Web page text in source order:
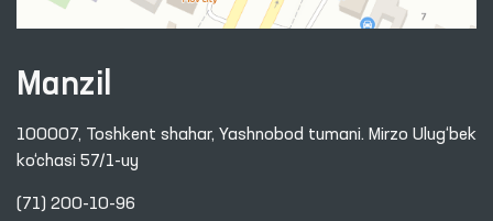
Manzil
100007, Toshkent shahar, Yashnobod tumani. Mirzo Ulug‘bek
ko‘chasi 57/1-uy
(71) 200-10-96